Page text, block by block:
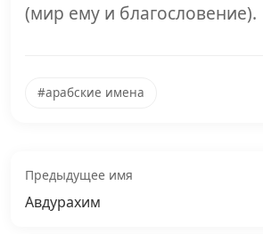
(мир ему и благословение).
#арабские имена
Предыдущее имя
Авдурахим